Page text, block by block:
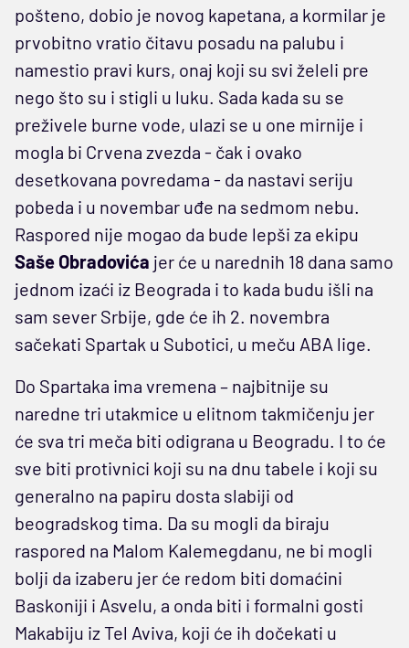
pošteno, dobio je novog kapetana, a kormilar je
prvobitno vratio čitavu posadu na palubu i
namestio pravi kurs, onaj koji su svi želeli pre
nego što su i stigli u luku. Sada kada su se
preživele burne vode, ulazi se u one mirnije i
mogla bi Crvena zvezda - čak i ovako
desetkovana povredama - da nastavi seriju
pobeda i u novembar uđe na sedmom nebu.
Raspored nije mogao da bude lepši za ekipu
Saše Obradovića jer će u narednih 18 dana samo
jednom izaći iz Beograda i to kada budu išli na
sam sever Srbije, gde će ih 2. novembra
sačekati Spartak u Subotici, u meču ABA lige.
Do Spartaka ima vremena – najbitnije su
naredne tri utakmice u elitnom takmičenju jer
će sva tri meča biti odigrana u Beogradu. I to će
sve biti protivnici koji su na dnu tabele i koji su
generalno na papiru dosta slabiji od
beogradskog tima. Da su mogli da biraju
raspored na Malom Kalemegdanu, ne bi mogli
bolji da izaberu jer će redom biti domaćini
Baskoniji i Asvelu, a onda biti i formalni gosti
Makabiju iz Tel Aviva, koji će ih dočekati u